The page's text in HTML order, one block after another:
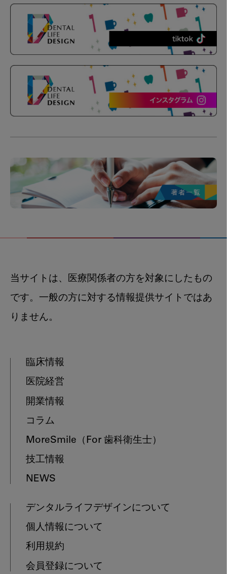
当サイトは、医療関係者の方を対象にしたもの
です。一般の方に対する情報提供サイトではあ
りません。
臨床情報
医院経営
開業情報
コラム
MoreSmile （For 歯科衛生士）
技工情報
NEWS
デンタルライフデザインについて
個人情報について
利用規約
会員登録について